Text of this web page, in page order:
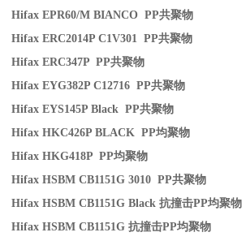
Hifax EPR60/M BIANCO PP共聚物
Hifax ERC2014P C1V301 PP共聚物
Hifax ERC347P PP共聚物
Hifax EYG382P C12716 PP共聚物
Hifax EYS145P Black PP共聚物
Hifax HKC426P BLACK PP均聚物
Hifax HKG418P PP均聚物
Hifax HSBM CB1151G 3010 PP共聚物
Hifax HSBM CB1151G Black抗撞击PP均聚物
Hifax HSBM CB1151G抗撞击PP均聚物